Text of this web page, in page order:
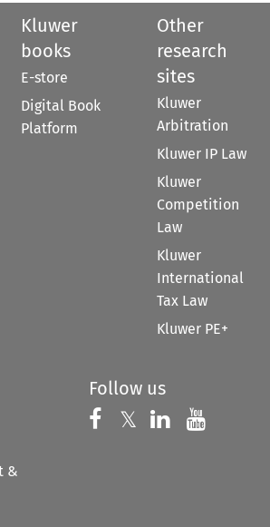
Kluwer
books
E-store
Digital Book
Platform
Other
research
sites
Kluwer
Arbitration
Kluwer IP Law
Kluwer
Competition
Law
Kluwer
International
Tax Law
Kluwer PE+
&
Follow us
Follow us on
𝕏 Follow us on
Follow us